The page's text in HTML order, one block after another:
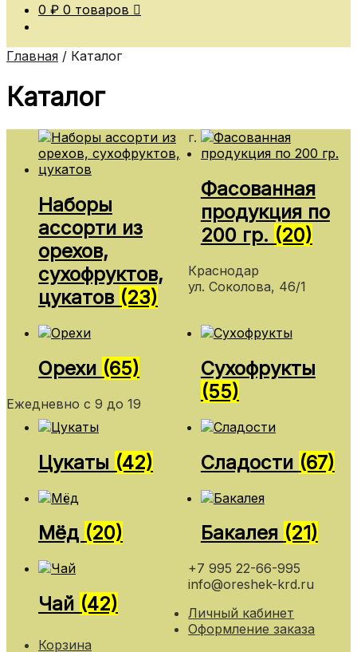
0 ₽ 0 товаров
Главная / Каталог
Каталог
Наборы
ассорти из
орехов,
сухофруктов,
цукатов (23)
Фасованная
продукция по
200 гр. (20)
Орехи (65)
Сухофрукты
(55)
Цукаты (42) Сладости (67)
Мёд (20) Бакалея (21)
Чай (42)
г.
Краснодар
ул. Соколова, 46/1
Ежедневно с 9 до 19
+7 995 22-66-995
info@oreshek-krd.ru
Личный кабинет
Оформление заказа
Корзина